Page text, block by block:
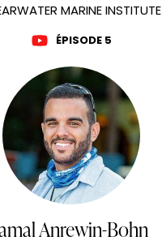
MARINE INSTITUTE
ÉPISODE 5
Anrewin-Bohn